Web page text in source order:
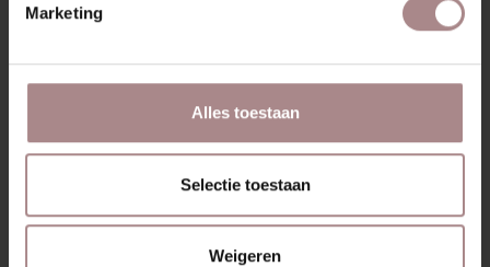
Marketing
Alles toestaan
Selectie toestaan
Weigeren